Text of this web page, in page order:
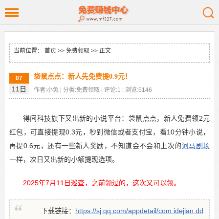
当前位置： 首页 >> 免费领取 >> 正文
07
11日
袋鼠点点：新人先免费提0.9元！
作者:小兔 | 分类:免费领取 | 评论:1 | 浏览:5146
得间科技旗下又出新的小说平台：袋鼠点点，新人免费领2元
红包，可直接提现0.3元，秒到微信或者支付宝，看10分钟小说，
再提0.6元，还有一些新人奖励，不知道会不会和上次的河马剧场
一样，次日又出新的小额提现选项。
2025年7月11日巡查，之前领过的，这次又可以领。
下载链接： https://sj.qq.com/appdetail/com.idejian.dd